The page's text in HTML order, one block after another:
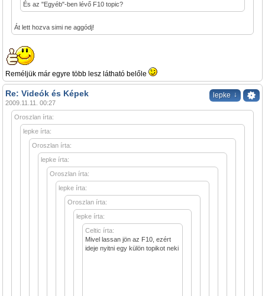
És az "Egyéb"-ben lévő F10 topic?
Át lett hozva simi ne aggódj!
Reméljük már egyre több lesz látható belőle
lepke ↓
Re: Videók és Képek
2009.11.11. 00:27
Oroszlan írta:
lepke írta:
Oroszlan írta:
lepke írta:
Oroszlan írta:
lepke írta:
Oroszlan írta:
lepke írta:
Celtic írta:
Mivel lassan jön az F10, ezért
ideje nyitni egy külön topikot neki